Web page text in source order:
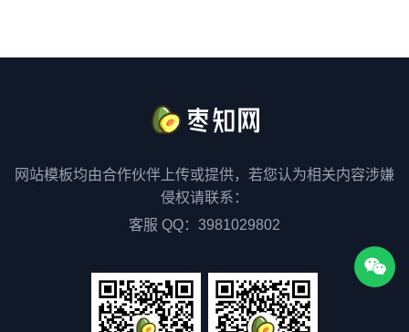
网站模板均由合作伙伴上传或提供，若您认为相关内容涉嫌
侵权请联系：
客服 QQ：3981029802